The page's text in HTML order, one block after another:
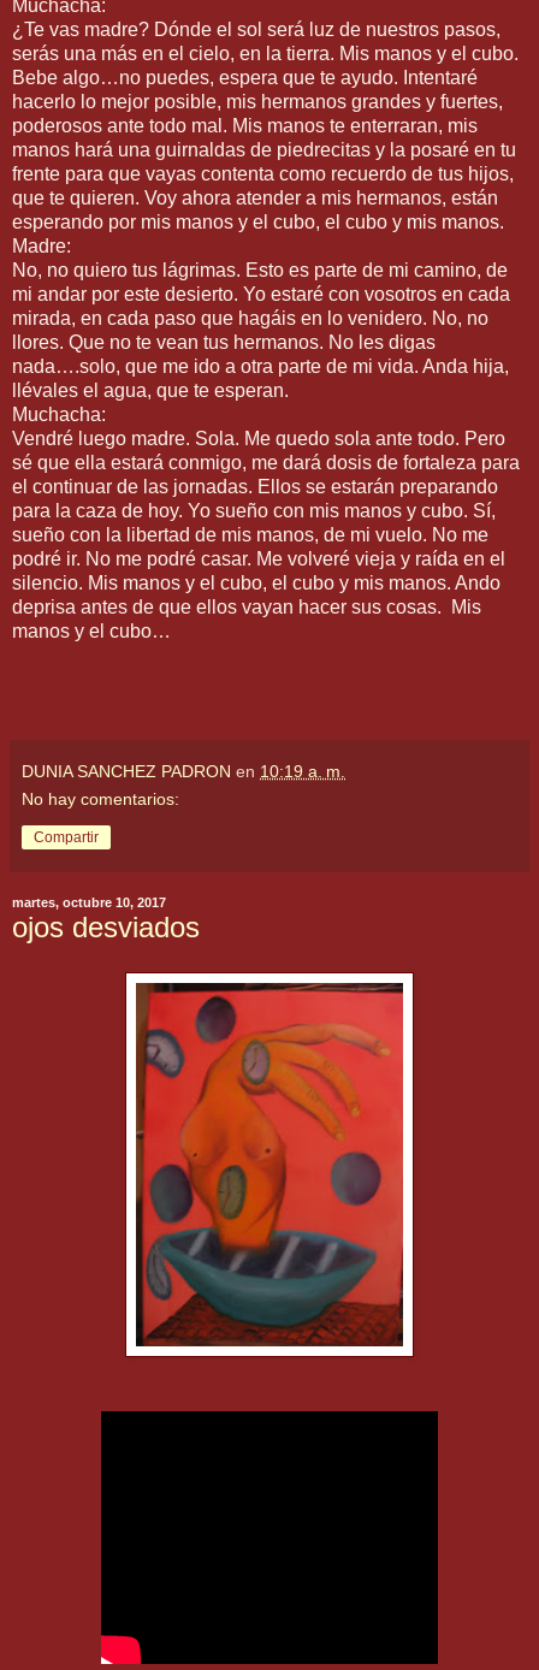
Muchacha:
¿Te vas madre? Dónde el sol será luz de nuestros pasos,
serás una más en el cielo, en la tierra. Mis manos y el cubo.
Bebe algo…no puedes, espera que te ayudo. Intentaré
hacerlo lo mejor posible, mis hermanos grandes y fuertes,
poderosos ante todo mal. Mis manos te enterraran, mis
manos hará una guirnaldas de piedrecitas y la posaré en tu
frente para que vayas contenta como recuerdo de tus hijos,
que te quieren. Voy ahora atender a mis hermanos, están
esperando por mis manos y el cubo, el cubo y mis manos.
Madre:
No, no quiero tus lágrimas. Esto es parte de mi camino, de
mi andar por este desierto. Yo estaré con vosotros en cada
mirada, en cada paso que hagáis en lo venidero. No, no
llores. Que no te vean tus hermanos. No les digas
nada….solo, que me ido a otra parte de mi vida. Anda hija,
llévales el agua, que te esperan.
Muchacha:
Vendré luego madre. Sola. Me quedo sola ante todo. Pero
sé que ella estará conmigo, me dará dosis de fortaleza para
el continuar de las jornadas. Ellos se estarán preparando
para la caza de hoy. Yo sueño con mis manos y cubo. Sí,
sueño con la libertad de mis manos, de mi vuelo. No me
podré ir. No me podré casar. Me volveré vieja y raída en el
silencio. Mis manos y el cubo, el cubo y mis manos. Ando
deprisa antes de que ellos vayan hacer sus cosas. Mis
manos y el cubo…
DUNIA SANCHEZ PADRON en 10:19 a. m.
No hay comentarios:
Compartir
martes, octubre 10, 2017
ojos desviados